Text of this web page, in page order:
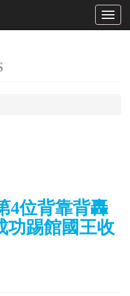
Toggle
4位背靠背轟
踢館國王收